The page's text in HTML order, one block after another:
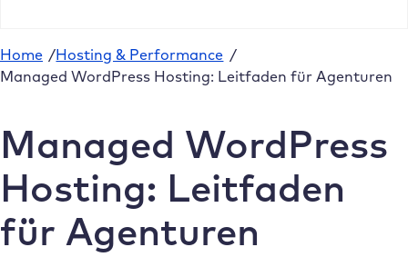
Home /Hosting & Performance /
Managed WordPress Hosting: Leitfaden für Agenturen
Managed WordPress
Hosting: Leitfaden
für Agenturen